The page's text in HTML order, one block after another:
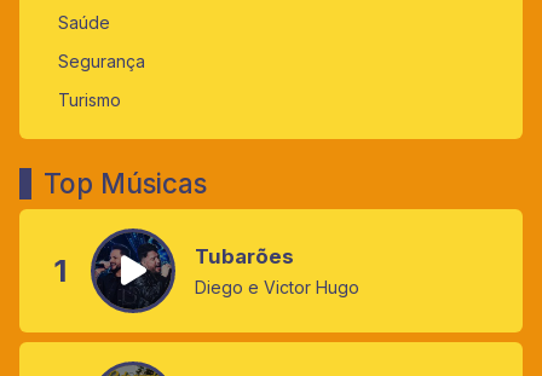
Saúde
Segurança
Turismo
Top Músicas
1 Tubarões
Diego e Victor Hugo